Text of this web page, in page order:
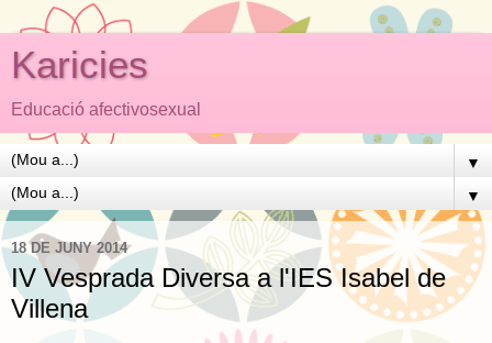
Karicies
Educació afectivosexual
▼
▼
18 DE JUNY 2014
IV Vesprada Diversa a l'IES Isabel de
Villena